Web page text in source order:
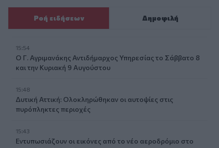
Ροή ειδήσεων Δημοφιλή
15:54
Ο Γ. Αγριμανάκης Αντιδήμαρχος Υπηρεσίας το Σάββατο 8
και την Κυριακή 9 Αυγούστου
15:48
Δυτική Αττική: Ολοκληρώθηκαν οι αυτοψίες στις
πυρόπληκτες περιοχές
15:43
Εντυπωσιάζουν οι εικόνες από το νέο αεροδρόμιο στο